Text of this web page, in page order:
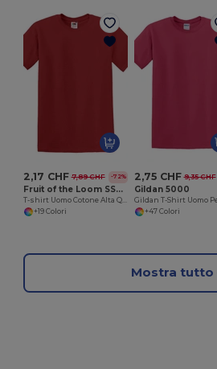
2,17 CHF 7,89 CHF -72%
Fruit of the Loom SS048
+19 Colori
2,75 CHF 9,35 CHF
Gildan 5000
+47 Colori
Mostra tutto